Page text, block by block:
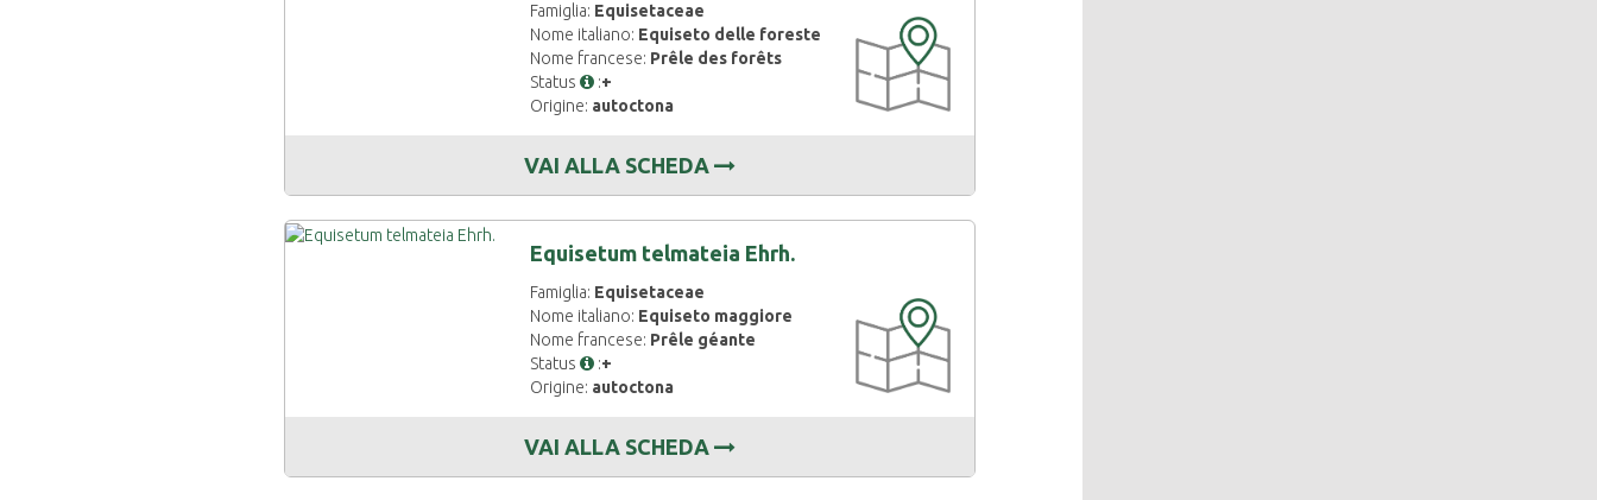
Famiglia: Equisetaceae
Nome italiano: Equiseto delle foreste
Nome francese: Prêle des forêts
Status
:+
Origine: autoctona
CARTOGRAFIA
DISPONIBILE
VAI ALLA SCHEDA
Equisetum telmateia Ehrh.
Famiglia: Equisetaceae
Nome italiano: Equiseto maggiore
Nome francese: Prêle géante
Status
:+
Origine: autoctona
CARTOGRAFIA
DISPONIBILE
VAI ALLA SCHEDA